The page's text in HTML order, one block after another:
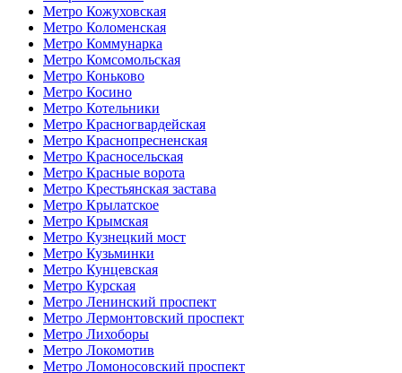
Метро Кожуховская
Метро Коломенская
Метро Коммунарка
Метро Комсомольская
Метро Коньково
Метро Косино
Метро Котельники
Метро Красногвардейская
Метро Краснопресненская
Метро Красносельская
Метро Красные ворота
Метро Крестьянская застава
Метро Крылатское
Метро Крымская
Метро Кузнецкий мост
Метро Кузьминки
Метро Кунцевская
Метро Курская
Метро Ленинский проспект
Метро Лермонтовский проспект
Метро Лихоборы
Метро Локомотив
Метро Ломоносовский проспект